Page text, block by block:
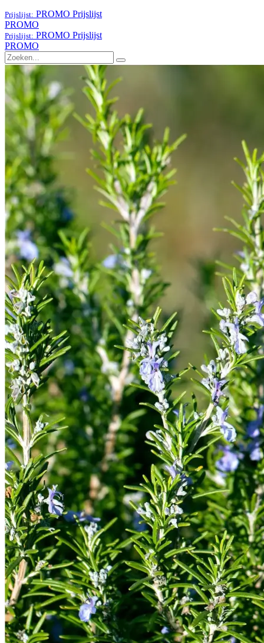
Prijslijst: PROMO Prijslijst
PROMO
Prijslijst: PROMO Prijslijst
PROMO